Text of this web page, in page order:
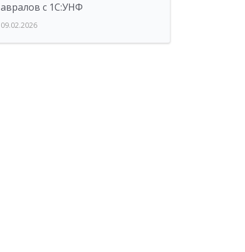
авралов с 1С:УНФ
09.02.2026